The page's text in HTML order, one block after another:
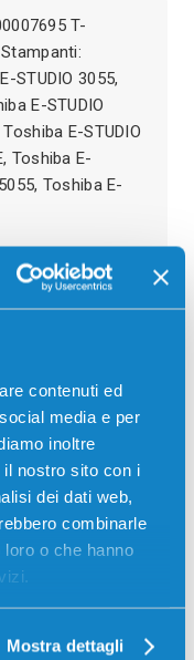
contenuti ed
media e per
inoltre
nostro sito con i
dei dati web,
combinarle
o che hanno
Mostra dettagli
T-
STUDIO 3055,
E-STUDIO
E-STUDIO
Toshiba E-
Toshiba E-